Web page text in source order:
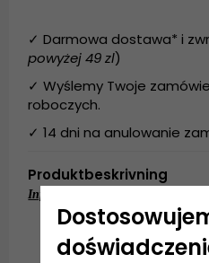
✓ Darmowa dostawa* i
powyżej 49 zl)
✓ Wyślemy Twoje
roboczych.
✓ 14 dni na anulowanie
Produktbeskrivning
Informacje szczegółowe:
Wykonanie: 60% Polylana, 40%
Rozmiar uniwersalny